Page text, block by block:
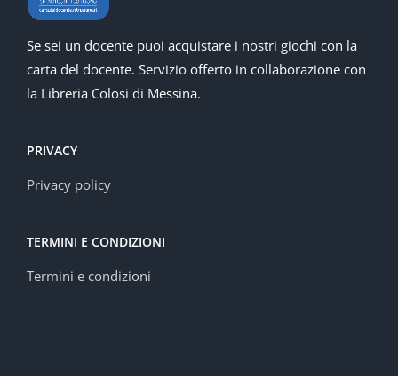
Se sei un docente puoi acquistare i nostri giochi con la
carta del docente. Servizio offerto in collaborazione con
la Libreria Colosi di Messina.
PRIVACY
Privacy policy
TERMINI E CONDIZIONI
Termini e condizioni